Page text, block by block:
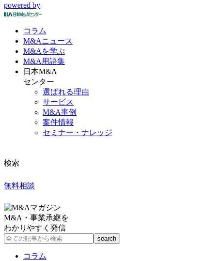
powered by
コラム
M&Aニュース
M&Aを学ぶ
M&A 用語集
日本M&A
センター
選ばれる理由
サービス
M&A事例
案件情報
セミナー・ナレッジ
検索
無料相談
M&A・事業承継を
わかりやすく発信
コラム